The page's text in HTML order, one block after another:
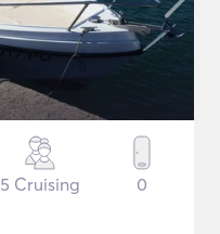
5 Cruising 0